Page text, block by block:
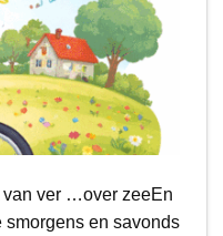
ver …over zeeEn
en savonds